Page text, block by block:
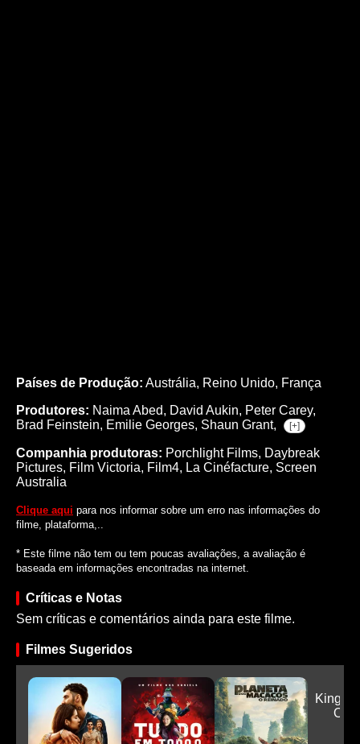
Países de Produção: Austrália, Reino Unido, França
Produtores: Naima Abed, David Aukin, Peter Carey,
Brad Feinstein, Emilie Georges, Shaun Grant, [+]
Companhia produtoras: Porchlight Films, Daybreak
Pictures, Film Victoria, Film4, La Cinéfacture, Screen
Australia
Clique aqui para nos informar sobre um erro nas informações do
filme, plataforma,..
* Este filme não tem ou tem poucas avaliações, a avaliação é
baseada em informações encontradas na internet.
Críticas e Notas
Sem críticas e comentários ainda para este filme.
Filmes Sugeridos
King's